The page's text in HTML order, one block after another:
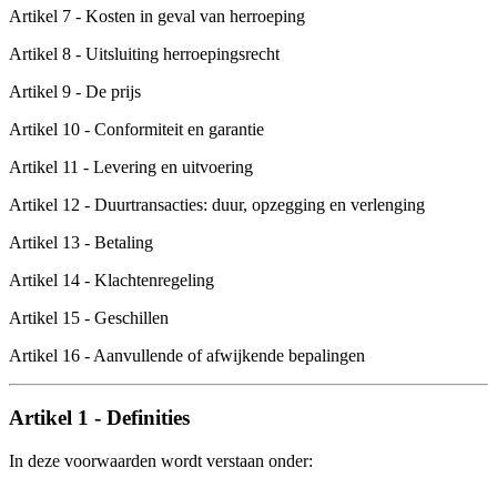
Artikel 7 - Kosten in geval van herroeping
Artikel 8 - Uitsluiting herroepingsrecht
Artikel 9 - De prijs
Artikel 10 - Conformiteit en garantie
Artikel 11 - Levering en uitvoering
Artikel 12 - Duurtransacties: duur, opzegging en verlenging
Artikel 13 - Betaling
Artikel 14 - Klachtenregeling
Artikel 15 - Geschillen
Artikel 16 - Aanvullende of afwijkende bepalingen
Artikel 1 - Definities
In deze voorwaarden wordt verstaan onder: